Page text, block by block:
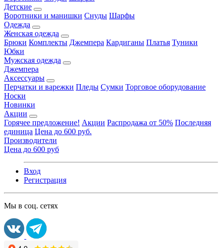
Детские
Воротники и манишки Снуды Шарфы
Одежда
Женская одежда
Брюки Комплекты Джемпера Кардиганы Платья Туники
Юбки
Мужская одежда
Джемпера
Аксессуары
Перчатки и варежки Пледы Сумки Торговое оборудование
Носки
Новинки
Акции
Горячее предложение! Акции Распродажа от 50% Последняя
единица Цена до 600 руб.
Производители
Цена до 600 руб
Вход
Регистрация
Мы в соц. сетях